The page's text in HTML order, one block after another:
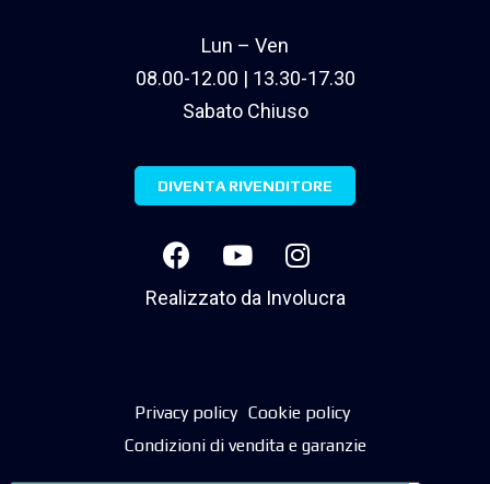
Lun – Ven
08.00-12.00 | 13.30-17.30
Sabato Chiuso
DIVENTA RIVENDITORE
Realizzato da Involucra
Privacy policy Cookie policy
Condizioni di vendita e garanzie